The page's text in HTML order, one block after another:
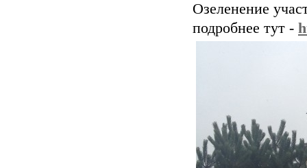
Озеленение
подробнее тут -